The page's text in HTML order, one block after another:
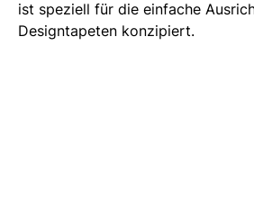
ist speziell für die einfache
Designtapeten konzipiert.